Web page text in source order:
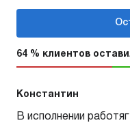
64 % клиентов
Константин
В исполнении